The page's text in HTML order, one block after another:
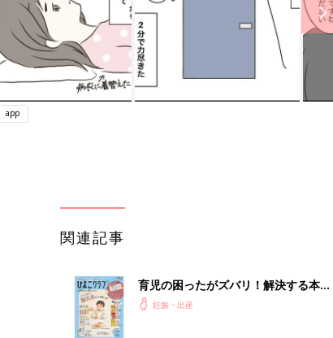
app
関連記事
育児の困ったがズバリ！解決する本
『ひよこクラブ 秋号』 4カ月～2才
妊娠・出産